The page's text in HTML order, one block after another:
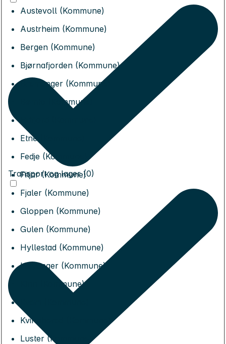
Austevoll (Kommune)
Austrheim (Kommune)
Bergen (Kommune)
Bjørnafjorden (Kommune)
Bremanger (Kommune)
Bømlo (Kommune)
Etne (Kommune)
Fedje (Kommune)
Fitjar (Kommune)
Fjaler (Kommune)
Gloppen (Kommune)
Gulen (Kommune)
Hyllestad (Kommune)
Høyanger (Kommune)
Kinn (Kommune)
Kvinnherad (Kommune)
Luster (Kommune)
Transport og lager (0)